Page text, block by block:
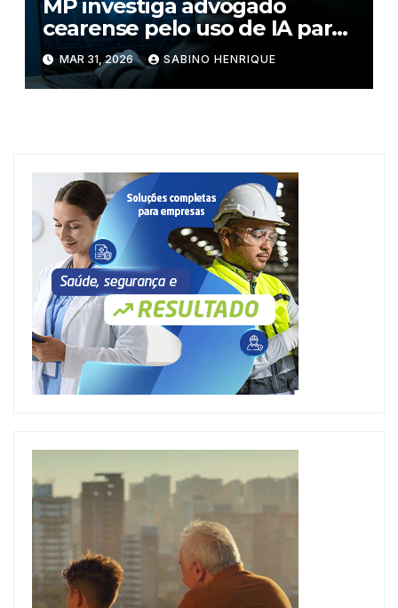
MP investiga advogado
cearense pelo uso de IA para
fraudar julgamento
MAR 31, 2026 SABINO HENRIQUE